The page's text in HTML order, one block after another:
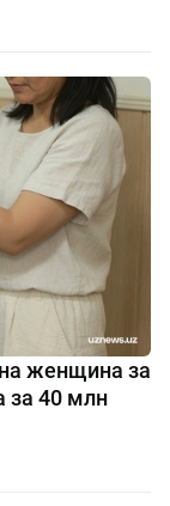
женщина за
за 40 млн